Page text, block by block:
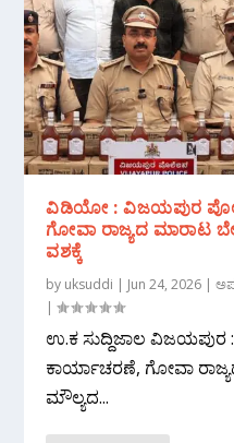
ವಿಡಿಯೋ : ವಿಜಯಪುರ
ಗೋವಾ ರಾಜ್ಯದ ಮಾರಾಟ
ವಶಕ್ಕೆ
by uksuddi | Jun 24, 2026 |
|
ಉ.ಕ ಸುದ್ದಿಜಾಲ
ಕಾರ್ಯಾಚರಣೆ, ಗೋವಾ
ಮೌಲ್ಯದ...